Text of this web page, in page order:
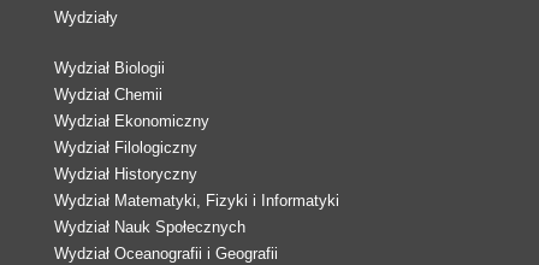
Wydziały
Wydział Biologii
Wydział Chemii
Wydział Ekonomiczny
Wydział Filologiczny
Wydział Historyczny
Wydział Matematyki, Fizyki i Informatyki
Wydział Nauk Społecznych
Wydział Oceanografii i Geografii